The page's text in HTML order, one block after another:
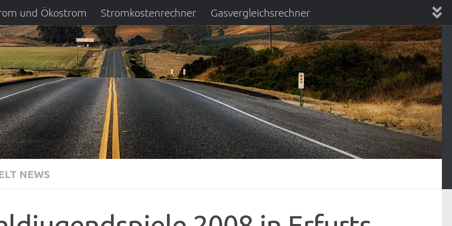
und Ökostrom Stromkostenrechner Gasvergleichsrechner
DSL Anbietervergleich Kreditvergleichsrechner
NEWS